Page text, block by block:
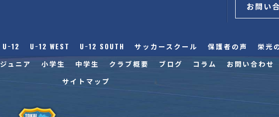
お問い
U−12 U−12 WEST U−12 SOUTH サッカースクール 保護者の声 栄光
ジュニア 小学生 中学生 クラブ概要 ブログ コラム お問い合わせ
サイトマップ